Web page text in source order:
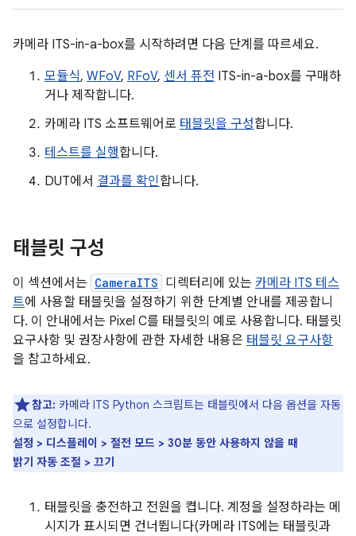
카메라 ITS-in-a-box를 시작하려면 다음 단계를 따르세요.
모듈식, WFoV, RFoV, 센서 퓨전 ITS-in-a-box를 구매하
거나 제작합니다.
카메라 ITS 소프트웨어로 태블릿을 구성합니다.
테스트를 실행합니다.
DUT에서 결과를 확인합니다.
태블릿 구성
이 섹션에서는 CameraITS 디렉터리에 있는 카메라 ITS 테스
트에 사용할 태블릿을 설정하기 위한 단계별 안내를 제공합니
다. 이 안내에서는 Pixel C를 태블릿의 예로 사용합니다. 태블릿
요구사항 및 권장사항에 관한 자세한 내용은 태블릿 요구사항
을 참고하세요.
참고: 카메라 ITS Python 스크립트는 태블릿에서 다음 옵션을 자동
으로 설정합니다.
설정 > 디스플레이 > 절전 모드 > 30분 동안 사용하지 않을 때
밝기 자동 조절 > 끄기
태블릿을 충전하고 전원을 켭니다. 계정을 설정하라는 메
시지가 표시되면 건너뜁니다(카메라 ITS에는 태블릿과